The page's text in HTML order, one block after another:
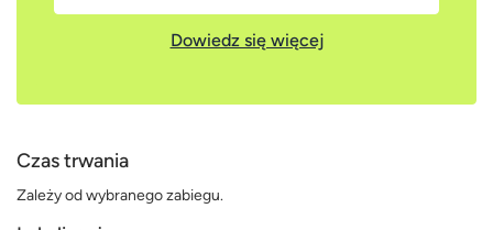
Dowiedz się więcej
Czas trwania
Zależy od wybranego zabiegu.